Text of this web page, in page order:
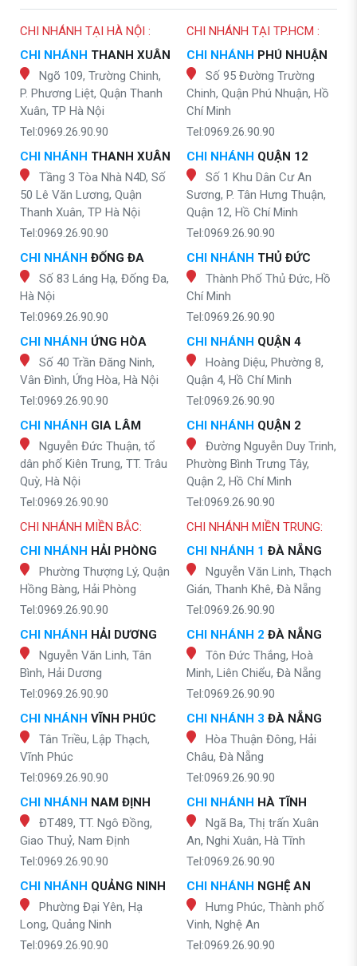
CHI NHÁNH TẠI HÀ NỘI :
CHI NHÁNH THANH XUÂN
Ngõ 109, Trường Chinh,
P. Phương Liệt, Quận Thanh
Xuân, TP Hà Nội
Tel:0969.26.90.90
CHI NHÁNH THANH XUÂN
Tầng 3 Tòa Nhà N4D, Số
50 Lê Văn Lương, Quận
Thanh Xuân, TP Hà Nội
Tel:0969.26.90.90
CHI NHÁNH ĐỐNG ĐA
Số 83 Láng Hạ, Đống Đa,
Hà Nội
Tel:0969.26.90.90
CHI NHÁNH ỨNG HÒA
Số 40 Trần Đăng Ninh,
Vân Đình, Ứng Hòa, Hà Nội
Tel:0969.26.90.90
CHI NHÁNH GIA LÂM
Nguyễn Đức Thuận, tổ
dân phố Kiên Trung, TT. Trâu
Quỳ, Hà Nội
Tel:0969.26.90.90
CHI NHÁNH TẠI TP.HCM :
CHI NHÁNH PHÚ NHUẬN
Số 95 Đường Trường
Chinh, Quận Phú Nhuận, Hồ
Chí Minh
Tel:0969.26.90.90
CHI NHÁNH QUẬN 12
Số 1 Khu Dân Cư An
Sương, P. Tân Hưng Thuận,
Quận 12, Hồ Chí Minh
Tel:0969.26.90.90
CHI NHÁNH THỦ ĐỨC
Thành Phố Thủ Đức, Hồ
Chí Minh
Tel:0969.26.90.90
CHI NHÁNH QUẬN 4
Hoàng Diệu, Phường 8,
Quận 4, Hồ Chí Minh
Tel:0969.26.90.90
CHI NHÁNH QUẬN 2
Đường Nguyễn Duy Trinh,
Phường Bình Trưng Tây,
Quận 2, Hồ Chí Minh
Tel:0969.26.90.90
CHI NHÁNH MIỀN BẮC:
CHI NHÁNH HẢI PHÒNG
Phường Thượng Lý, Quận
Hồng Bàng, Hải Phòng
Tel:0969.26.90.90
CHI NHÁNH HẢI DƯƠNG
Nguyễn Văn Linh, Tân
Bình, Hải Dương
Tel:0969.26.90.90
CHI NHÁNH VĨNH PHÚC
Tân Triều, Lập Thạch,
Vĩnh Phúc
Tel:0969.26.90.90
CHI NHÁNH NAM ĐỊNH
ĐT489, TT. Ngô Đồng,
Giao Thuỷ, Nam Định
Tel:0969.26.90.90
CHI NHÁNH QUẢNG NINH
Phường Đại Yên, Hạ
Long, Quảng Ninh
Tel:0969.26.90.90
CHI NHÁNH MIỀN TRUNG:
CHI NHÁNH 1 ĐÀ NẴNG
Nguyễn Văn Linh, Thạch
Gián, Thanh Khê, Đà Nẵng
Tel:0969.26.90.90
CHI NHÁNH 2 ĐÀ NẴNG
Tôn Đức Thắng, Hoà
Minh, Liên Chiểu, Đà Nẵng
Tel:0969.26.90.90
CHI NHÁNH 3 ĐÀ NẴNG
Hòa Thuận Đông, Hải
Châu, Đà Nẵng
Tel:0969.26.90.90
CHI NHÁNH HÀ TĨNH
Ngã Ba, Thị trấn Xuân
An, Nghi Xuân, Hà Tĩnh
Tel:0969.26.90.90
CHI NHÁNH NGHỆ AN
Hưng Phúc, Thành phố
Vinh, Nghệ An
Tel:0969.26.90.90